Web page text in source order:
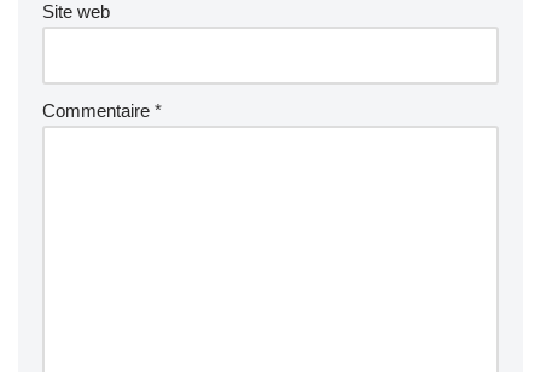
Site web
Commentaire *